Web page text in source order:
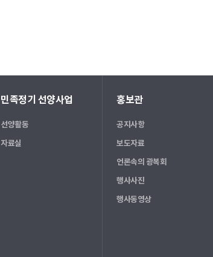
민족정기 선양사업
선양활동
자료실
홍보관
공지사항
보도자료
언론속의 광복회
행사사진
행사동영상